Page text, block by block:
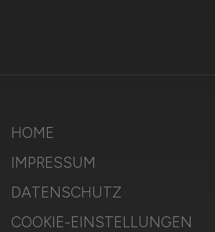
HOME
IMPRESSUM
DATENSCHUTZ
COOKIE-EINSTELLUNGEN